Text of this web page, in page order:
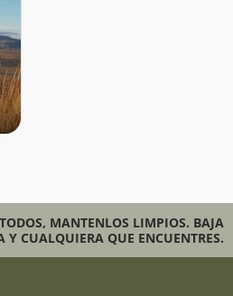
MANTENLOS LIMPIOS. BAJA
Y CUALQUIERA QUE ENCUENTRES.